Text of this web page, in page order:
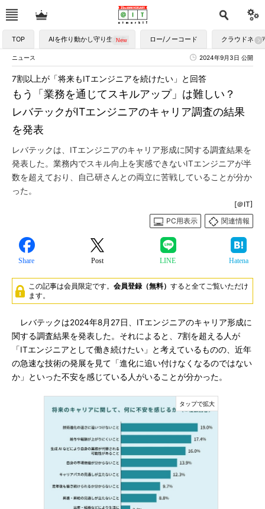
TOP AIを作り動かし守り生かす ロー/ノーコード クラウドネイ
ニュース 2024年9月3日 公開
もう「業務を通じてスキルアップ」は難しい？
レバテックがITエンジニアのキャリア調査の結果
を発表
7割以上が「将来もITエンジニアを続けたい」と回答
レバテックは、ITエンジニアのキャリア形成に関する調査結果を
発表した。業務内でスキル向上を実感できないITエンジニアが半
数を超えており、自己研さんとの両立に苦戦していることが分か
った。
[＠IT]
PC用表示
関連情報
Share Post LINE Hatena
この記事は会員限定です。 会員登録（無料） すると全てご覧いただけ
ます。
レバテックは2024年8月27日、ITエンジニアのキャリア形成に
関する調査結果を発表した。それによると、7割を超える人が
「ITエンジニアとして働き続けたい」と考えているものの、近年
の急速な技術の発展を見て「進化に追い付けなくなるのではない
か」といった不安を感じている人がいることが分かった。